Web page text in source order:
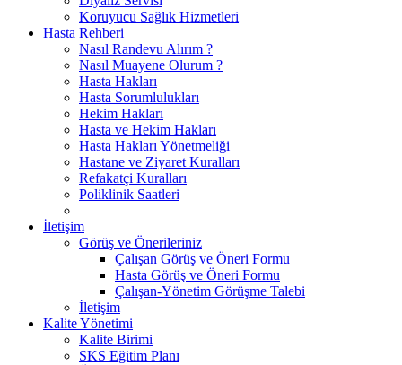
Koruyucu Sağlık Hizmetleri
Hasta Rehberi
Nasıl Randevu Alırım ?
Nasıl Muayene Olurum ?
Hasta Hakları
Hasta Sorumlulukları
Hekim Hakları
Hasta ve Hekim Hakları
Hasta Hakları Yönetmeliği
Hastane ve Ziyaret Kuralları
Refakatçi Kuralları
Poliklinik Saatleri
İletişim
Görüş ve Önerileriniz
Çalışan Görüş ve Öneri Formu
Hasta Görüş ve Öneri Formu
Çalışan-Yönetim Görüşme Talebi
İletişim
Kalite Yönetimi
Kalite Birimi
SKS Eğitim Planı